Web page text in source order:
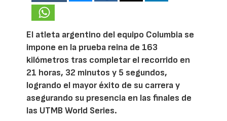
El atleta argentino del equipo Columbia se
impone en la prueba reina de 163
kilómetros tras completar el recorrido en
21 horas, 32 minutos y 5 segundos,
logrando el mayor éxito de su carrera y
asegurando su presencia en las finales de
las UTMB World Series.